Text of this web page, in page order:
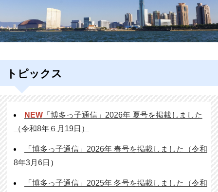
トピックス
NEW「博多っ子通信」2026年 夏号を掲載しました
（令和8年６月19日）
「博多っ子通信」2026年 春号を掲載しました（令和
8年3月6日 ）
「博多っ子通信」2025年 冬号を掲載しました（令和